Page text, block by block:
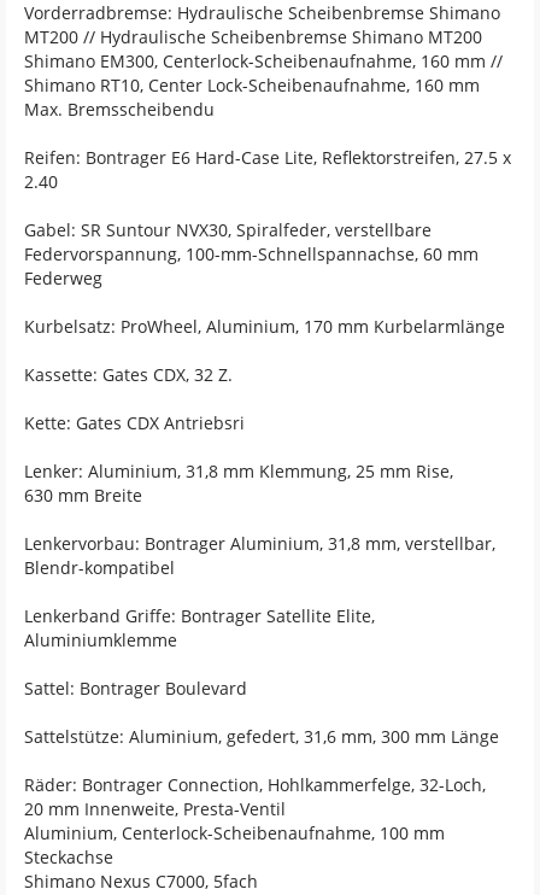
Vorderradbremse: Hydraulische Scheibenbremse Shimano
MT200 // Hydraulische Scheibenbremse Shimano MT200
Shimano EM300, Centerlock-Scheibenaufnahme, 160 mm //
Shimano RT10, Center Lock-Scheibenaufnahme, 160 mm
Max. Bremsscheibendu
Reifen: Bontrager E6 Hard-Case Lite, Reflektorstreifen, 27.5 x
2.40
Gabel: SR Suntour NVX30, Spiralfeder, verstellbare
Federvorspannung, 100-mm-Schnellspannachse, 60 mm
Federweg
Kurbelsatz: ProWheel, Aluminium, 170 mm Kurbelarmlänge
Kassette: Gates CDX, 32 Z.
Kette: Gates CDX Antriebsri
Lenker: Aluminium, 31,8 mm Klemmung, 25 mm Rise,
630 mm Breite
Lenkervorbau: Bontrager Aluminium, 31,8 mm, verstellbar,
Blendr-kompatibel
Lenkerband Griffe: Bontrager Satellite Elite,
Aluminiumklemme
Sattel: Bontrager Boulevard
Sattelstütze: Aluminium, gefedert, 31,6 mm, 300 mm Länge
Räder: Bontrager Connection, Hohlkammerfelge, 32-Loch,
20 mm Innenweite, Presta-Ventil
Aluminium, Centerlock-Scheibenaufnahme, 100 mm
Steckachse
Shimano Nexus C7000, 5fach